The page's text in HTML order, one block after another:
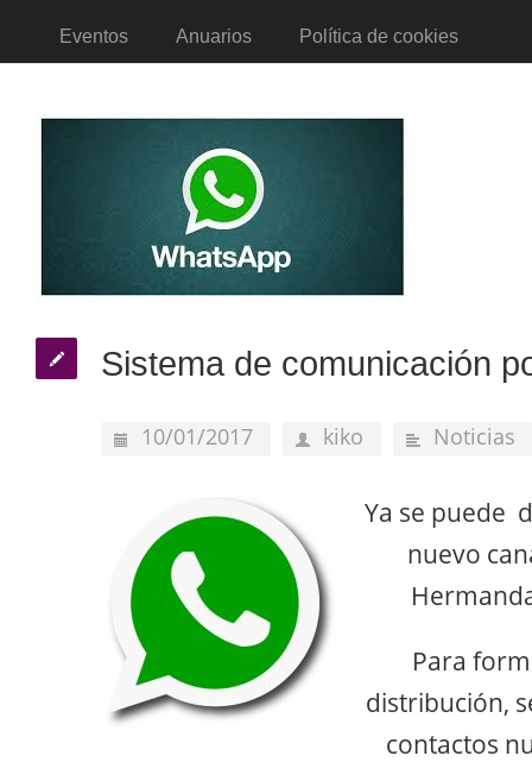
Eventos Anuarios Política de cookies
Sistema de comunicación
10/01/2017 kiko Noticias
Ya se puede
nuevo
Para
distribución,
contactos